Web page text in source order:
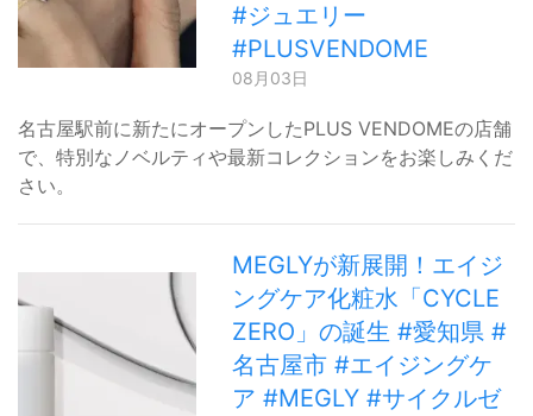
#ジュエリー
#PLUSVENDOME
08月03日
名古屋駅前に新たにオープンしたPLUS VENDOMEの店舗
で、特別なノベルティや最新コレクションをお楽しみくだ
さい。
MEGLYが新展開！エイジ
ングケア化粧水「CYCLE
ZERO」の誕生 #愛知県 #
名古屋市 #エイジングケ
ア #MEGLY #サイクルゼ